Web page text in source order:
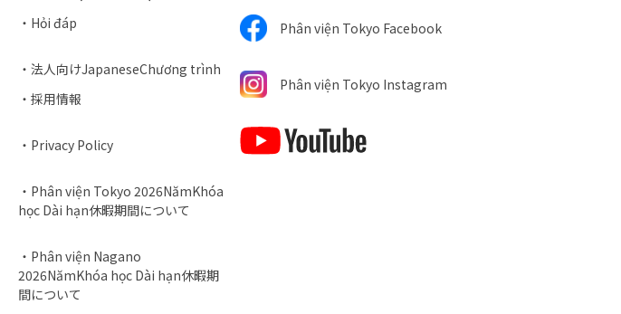
・Hỏi đáp
・法人向けJapaneseChương trình
・採用情報
・Privacy Policy
・Phân viện Tokyo 2026NămKhóa
học Dài hạn休暇期間について
・Phân viện Nagano
2026NămKhóa học Dài hạn休暇期
間について
Phân viện Tokyo Facebook
Phân viện Tokyo Instagram